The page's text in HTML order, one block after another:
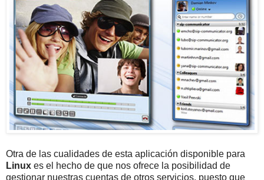
Otra de las cualidades de esta aplicación disponible para
Linux es el hecho de que nos ofrece la posibilidad de
gestionar nuestras cuentas de otros servicios, puesto que